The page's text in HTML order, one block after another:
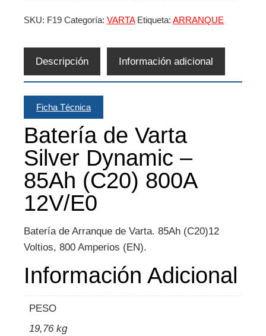
SKU: F19 Categoría: VARTA Etiqueta: ARRANQUE
Descripción Información adicional
Ficha Técnica
Batería de Varta
Silver Dynamic –
85Ah (C20) 800A
12V/E0
Batería de Arranque de Varta. 85Ah (C20)12
Voltios, 800 Amperios (EN).
Información Adicional
PESO
19,76 kg